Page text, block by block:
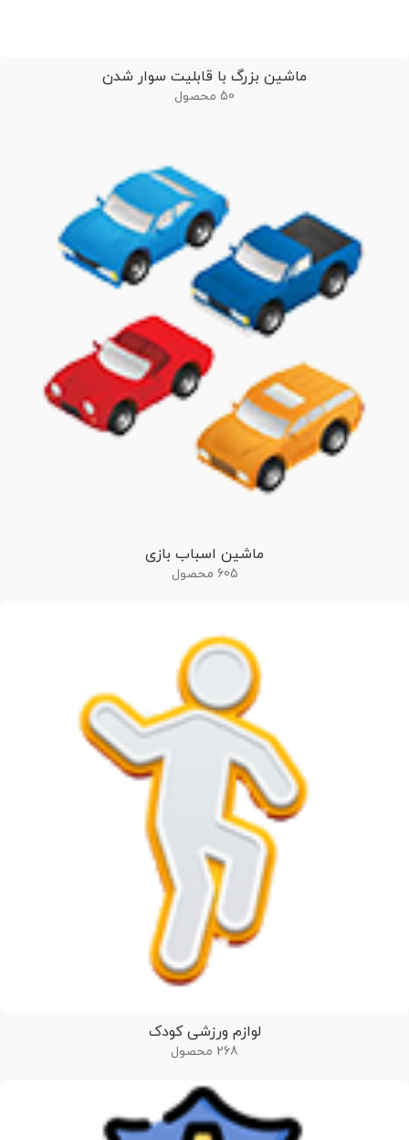
ماشین بزرگ با قابلیت سوار شدن
50 محصول
ماشین اسباب بازی
605 محصول
لوازم ورزشی کودک
268 محصول